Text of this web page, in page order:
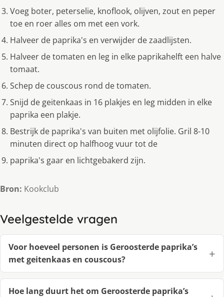
Voeg boter, peterselie, knoflook, olijven, zout en peper
toe en roer alles om met een vork.
Halveer de paprika's en verwijder de zaadlijsten.
Halveer de tomaten en leg in elke paprikahelft een halve
tomaat.
Schep de couscous rond de tomaten.
Snijd de geitenkaas in 16 plakjes en leg midden in elke
paprika een plakje.
Bestrijk de paprika's van buiten met olijfolie. Gril 8-10
minuten direct op halfhoog vuur tot de
paprika's gaar en lichtgebakerd zijn.
Bron: Kookclub
Veelgestelde vragen
Voor hoeveel personen is Geroosterde paprika’s
met geitenkaas en couscous?
Hoe lang duurt het om Geroosterde paprika’s